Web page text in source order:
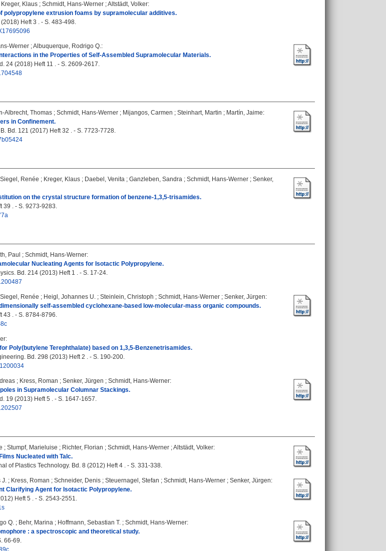
Kreger, Klaus ; Schmidt, Hans-Werner ;Altstädt, Volker:
polypropylene extrusion foams by supramolecular additives.
Heft 3 . - S. 483-498.
Werner ;Albuquerque, Rodrigo Q.:
in the Properties of Self‐Assembled Supramolecular Materials.
24 (2018) Heft 11 . - S. 2609-2617.
Albrecht, Thomas ; Schmidt, Hans-Werner ; Mijangos, Carmen ; Steinhart, Martin ; Martín, Jaime:
in Confinement.
Bd. 121 (2017) Heft 32 . - S. 7723-7728.
Siegel, Renée ; Kreger, Klaus ; Daebel, Venita ; Ganzleben, Sandra ; Schmidt, Hans-Werner ; Senker,
on the crystal structure formation of benzene-1,3,5-trisamides.
39 . - S. 9273-9283.
Paul ; Schmidt, Hans-Werner:
Nucleating Agents for Isotactic Polypropylene.
Bd. 214 (2013) Heft 1 . - S. 17-24.
Siegel, Renée ; Heigl, Johannes U. ; Steinlein, Christoph ; Schmidt, Hans-Werner ; Senker, Jürgen:
self-assembled cyclohexane-based low-molecular-mass organic compounds.
43 . - S. 8784-8796.
:
Poly(butylene Terephthalate) based on 1,3,5-Benzenetrisamides.
Bd. 298 (2013) Heft 2 . - S. 190-200.
; Kress, Roman ; Senker, Jürgen ; Schmidt, Hans-Werner:
in Supramolecular Columnar Stackings.
19 (2013) Heft 5 . - S. 1647-1657.
; Stumpf, Marieluise ; Richter, Florian ; Schmidt, Hans-Werner ;Altstädt, Volker:
Nucleated with Talc.
of Plastics Technology. Bd. 8 (2012) Heft 4 . - S. 331-338.
J. ; Kress, Roman ; Schneider, Denis ; Steuernagel, Stefan ; Schmidt, Hans-Werner ; Senker, Jürgen:
Clarifying Agent for Isotactic Polypropylene.
Heft 5 . - S. 2543-2551.
Q. ; Behr, Marina ; Hoffmann, Sebastian T. ; Schmidt, Hans-Werner:
: a spectroscopic and theoretical study.
66-69.